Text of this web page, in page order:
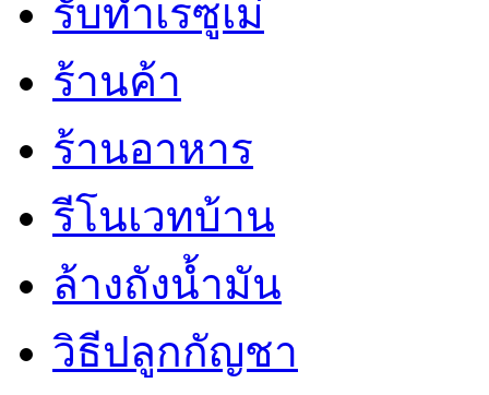
รับทำเรซูเม่
ร้านค้า
ร้านอาหาร
รีโนเวทบ้าน
ล้างถังน้ำมัน
วิธีปลูกกัญชา